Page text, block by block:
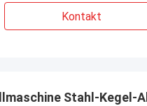
Kontakt
Stahl-Kegel-